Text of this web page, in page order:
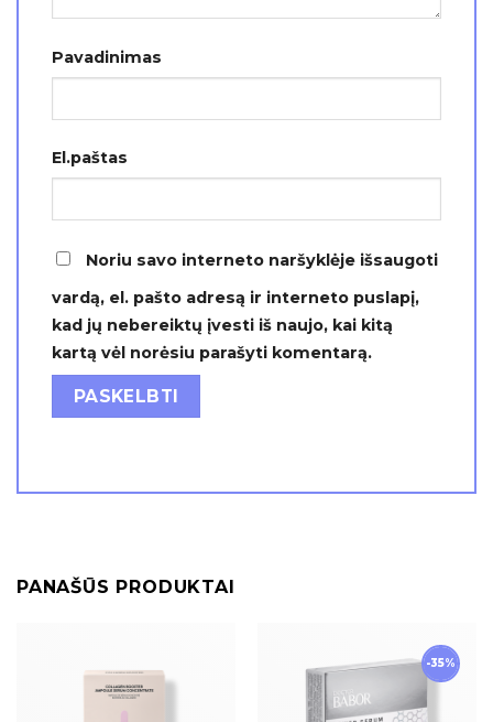
Pavadinimas
El.paštas
Noriu savo interneto naršyklėje išsaugoti
vardą, el. pašto adresą ir interneto puslapį,
kad jų nebereiktų įvesti iš naujo, kai kitą
kartą vėl norėsiu parašyti komentarą.
PANAŠŪS PRODUKTAI
-35%